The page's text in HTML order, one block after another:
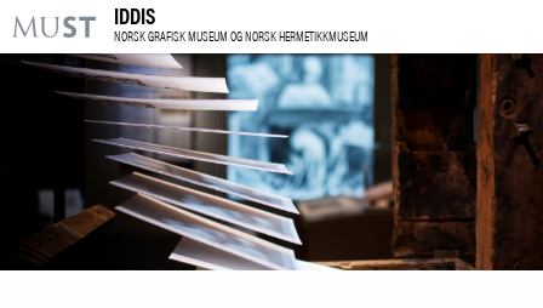
KR
M
BESØK OSS
UTSTILLINGER
ARRANGEMENTER
LÆRING
IDDIS
NORSK GRAFISK MUSEUM OG NORSK HERMETIKKMUSEUM